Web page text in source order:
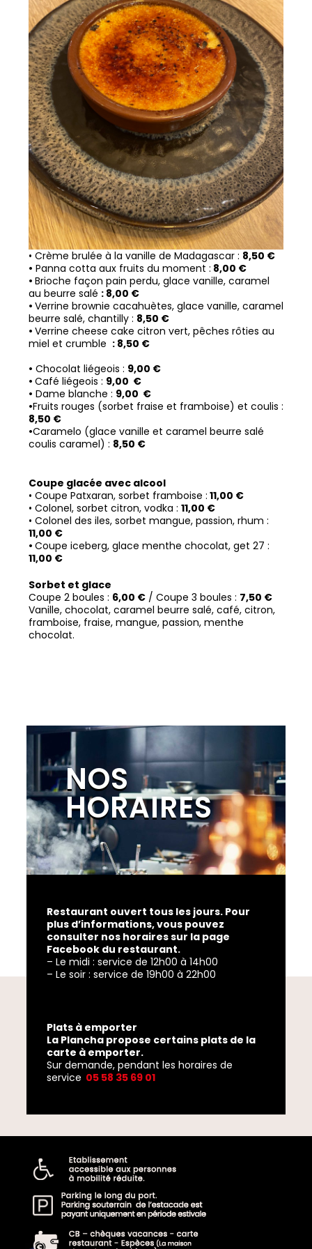
• Crème brulée à la vanille de Madagascar: 8,50 €
• Panna cotta aux fruits du moment : 8,00 €
• Brioche façon pain perdu, glace vanille, caramel
au beurre salé : 8,00 €
• Verrine brownie cacahuètes, glace vanille, caramel
beurre salé, chantilly : 8,50 €
• Verrine cheese cake citron vert, pêches rôties au
miel et crumble : 8,50 €
• Chocolat liégeois : 9,00 €
• Café liégeois : 9,00 €
• Dame blanche : 9,00 €
•Fruits rouges (sorbet fraise et framboise) et coulis :
8,50 €
•Caramelo (glace vanille et caramel beurre salé
coulis caramel) : 8,50 €
Coupe glacée avec alcool
• Coupe Patxaran, sorbet framboise : 11,00 €
• Colonel, sorbet citron, vodka : 11,00 €
• Colonel des iles, sorbet mangue, passion, rhum :
11,00 €
• Coupe iceberg, glace menthe chocolat, get 27 :
11,00 €
Sorbet et glace
Coupe 2 boules : 6,00 €/ Coupe 3 boules : 7,50 €
Vanille, chocolat, caramel beurre salé, café, citron,
framboise, fraise, mangue, passion, menthe
chocolat.
NOS
Restaurant ouvert tous les jours. Pour
plus d’informations, vous pouvez
consulter nos horaires sur la page
Facebook du restaurant.
– Le midi : service de 12h00 à 14h00
– Le soir : service de 19h00 à 22h00
Plats à emporter
La Plancha propose certains plats de la
carte à emporter.
Sur demande, pendant les horaires de
service 05 58 35 69 01